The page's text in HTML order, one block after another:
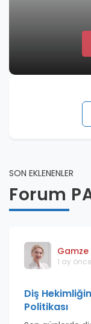
SON EKLENENLER
Forum
Gamze
1 ay önce
Diş
Politikası